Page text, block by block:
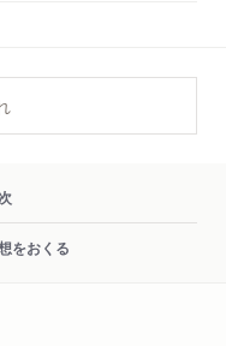
をおくる